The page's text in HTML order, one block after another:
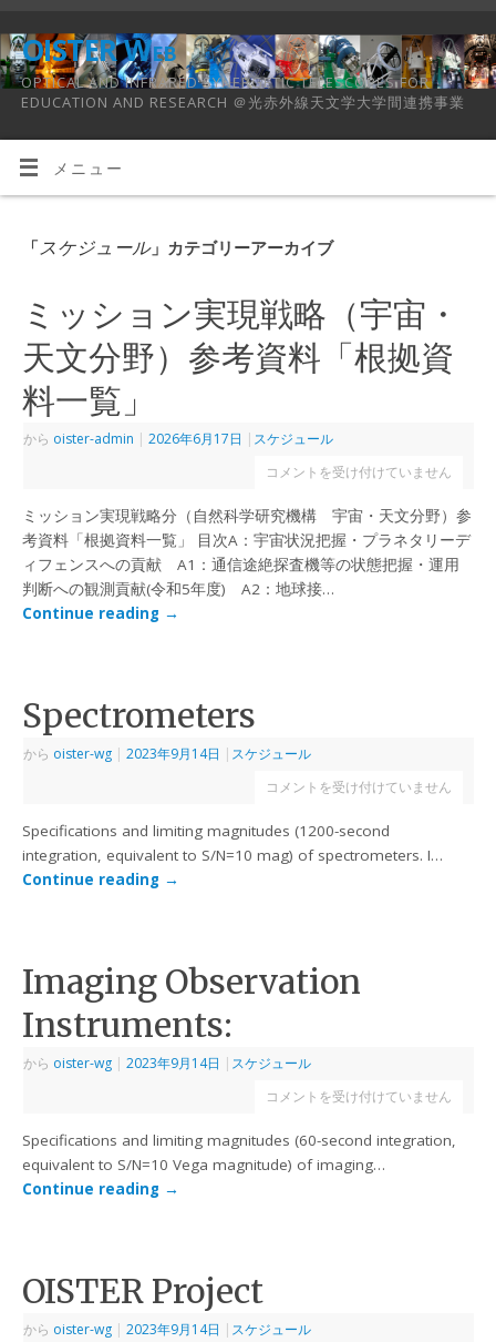
OISTER Web
OPTICAL AND INFRARED SYNERGETIC TELESCOPES FOR
EDUCATION AND RESEARCH ＠光赤外線天文学大学間連携事業
メニュー
「スケジュール」カテゴリーアーカイブ
ミッション実現戦略（宇宙・
天文分野）参考資料「根拠資
料一覧」
から oister-admin | 2026年6月17日 | スケジュール
コメントを受け付けていません
ミッション実現戦略分（自然科学研究機構 宇宙・天文分野）参
考資料「根拠資料一覧」 目次A：宇宙状況把握・プラネタリーデ
ィフェンスへの貢献 A1：通信途絶探査機等の状態把握・運用
判断への観測貢献(令和5年度) A2：地球接…
Continue reading →
Spectrometers
から oister-wg | 2023年9月14日 | スケジュール
コメントを受け付けていません
Specifications and limiting magnitudes (1200-second
integration, equivalent to S/N=10 mag) of spectrometers. I…
Continue reading →
Imaging Observation
Instruments:
から oister-wg | 2023年9月14日 | スケジュール
コメントを受け付けていません
Specifications and limiting magnitudes (60-second integration,
equivalent to S/N=10 Vega magnitude) of imaging…
Continue reading →
OISTER Project
から oister-wg | 2023年9月14日 | スケジュール